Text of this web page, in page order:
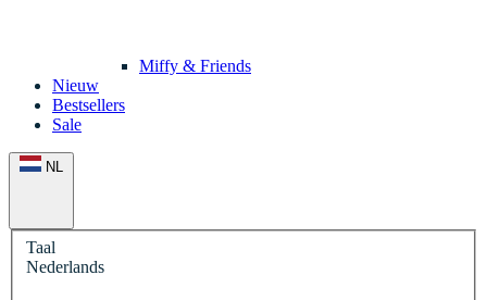
Miffy & Friends
Nieuw
Bestsellers
Sale
NL
Taal
Nederlands